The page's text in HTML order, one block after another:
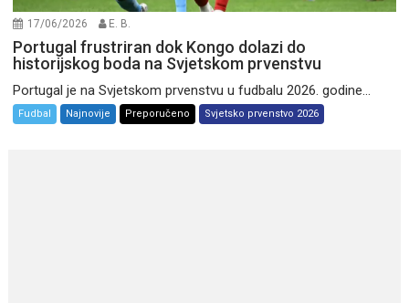
17/06/2026 E. B.
Portugal frustriran dok Kongo dolazi do
historijskog boda na Svjetskom prvenstvu
Portugal je na Svjetskom prvenstvu u fudbalu 2026. godine...
Fudbal Najnovije Preporučeno Svjetsko prvenstvo 2026